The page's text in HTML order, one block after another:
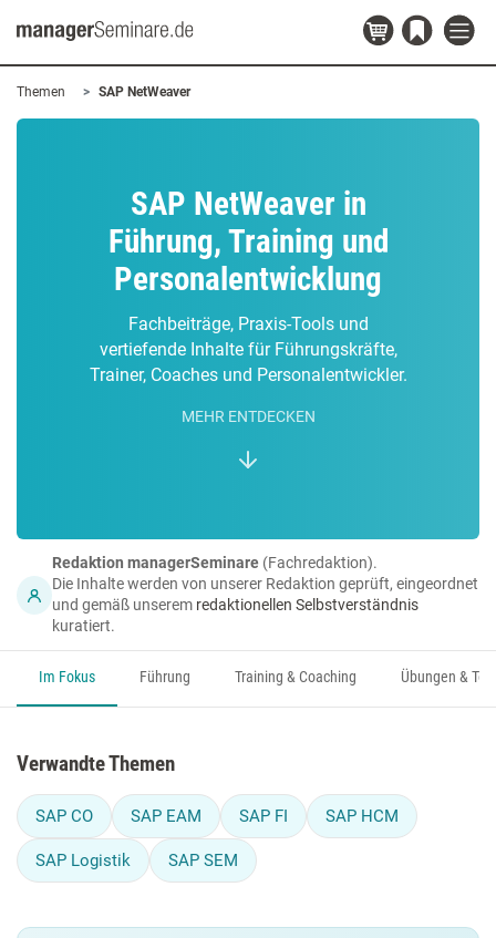
Themen SAP NetWeaver
SAP NetWeaver in
Führung, Training und
Personalentwicklung
Fachbeiträge, Praxis-Tools und
vertiefende Inhalte für Führungskräfte,
Trainer, Coaches und Personalentwickler.
MEHR ENTDECKEN
Redaktion managerSeminare (Fachredaktion).
Die Inhalte werden von unserer Redaktion geprüft, eingeordnet
und gemäß unserem redaktionellen Selbstverständnis
kuratiert.
Im Fokus Führung Training & Coaching Übungen &
Verwandte Themen
SAP CO SAP EAM SAP FI SAP HCM
SAP Logistik SAP SEM